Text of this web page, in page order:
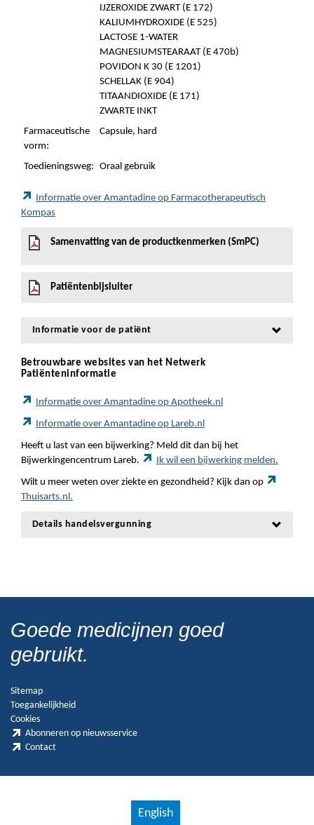
IJZEROXIDE ZWART (E 172)
KALIUMHYDROXIDE (E 525)
LACTOSE 1-WATER
MAGNESIUMSTEARAAT (E 470b)
POVIDON K 30 (E 1201)
SCHELLAK (E 904)
TITAANDIOXIDE (E 171)
ZWARTE INKT
Farmaceutische
vorm:
Capsule, hard
Toedieningsweg: Oraal gebruik
Informatie over Amantadine op Farmacotherapeutisch
Kompas
Samenvatting van de productkenmerken (SmPC)
Patiëntenbijsluiter
Informatie voor de patiënt
Betrouwbare websites van het Netwerk
Patiënteninformatie
Informatie over Amantadine op Apotheek.nl
Informatie over Amantadine op Lareb.nl
Heeft u last van een bijwerking? Meld dit dan bij het
Bijwerkingencentrum Lareb.
Ik wil een bijwerking melden.
Wilt u meer weten over ziekte en gezondheid? Kijk dan op
Thuisarts.nl.
Details handelsvergunning
Goede medicijnen goed
gebruikt.
Sitemap
Toegankelijkheid
Cookies
Abonneren op nieuwsservice
Contact
English